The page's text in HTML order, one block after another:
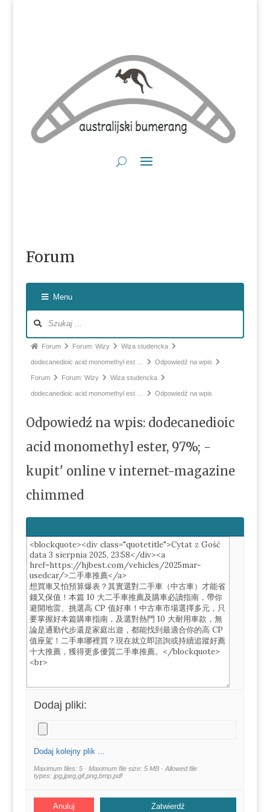
Forum
Menu
Ścieżka
forum
-
jesteś
Forum Forum: Wizy Wiza studencka
dodecanedioic acid monomethyl est … Odpowiedź na wpis
Forum Forum: Wizy Wiza studencka
dodecanedioic acid monomethyl est … Odpowiedź na wpis
Odpowiedź na wpis: dodecanedioic
acid monomethyl ester, 97%; -
kupit' online v internet-magazine
chimmed
Dodaj pliki:
Dodaj kolejny plik ...
Maximum files: 5 · Maximum file size: 5 MB · Allowed file
types: jpg,jpeg,gif,png,bmp,pdf
Anuluj